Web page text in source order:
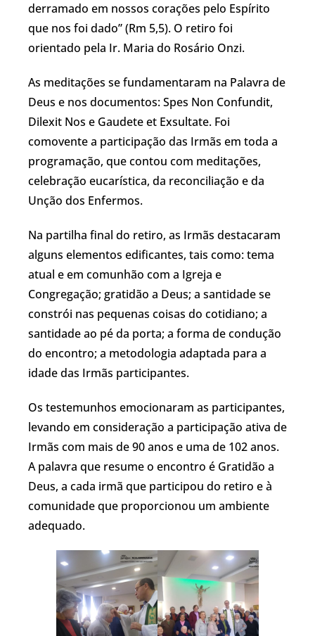
derramado em nossos corações pelo Espírito
que nos foi dado” (Rm 5,5). O retiro foi
orientado pela Ir. Maria do Rosário Onzi.
As meditações se fundamentaram na Palavra de
Deus e nos documentos: Spes Non Confundit,
Dilexit Nos e Gaudete et Exsultate. Foi
comovente a participação das Irmãs em toda a
programação, que contou com meditações,
celebração eucarística, da reconciliação e da
Unção dos Enfermos.
Na partilha final do retiro, as Irmãs destacaram
alguns elementos edificantes, tais como: tema
atual e em comunhão com a Igreja e
Congregação; gratidão a Deus; a santidade se
constrói nas pequenas coisas do cotidiano; a
santidade ao pé da porta; a forma de condução
do encontro; a metodologia adaptada para a
idade das Irmãs participantes.
Os testemunhos emocionaram as participantes,
levando em consideração a participação ativa de
Irmãs com mais de 90 anos e uma de 102 anos.
A palavra que resume o encontro é Gratidão a
Deus, a cada irmã que participou do retiro e à
comunidade que proporcionou um ambiente
adequado.